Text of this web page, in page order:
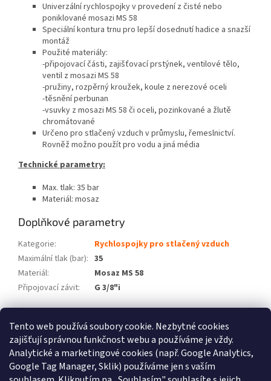
Tento web používá soubory cookie. Nezbytné cookies
zajišťují správnou funkčnost webu a používáme je vždy.
Analytické a marketingové cookies (např. Google Analytics,
Google Tag Manager, Sklik) používáme jen s vaším
Univerzální rychlospojky v provedení z čisté nebo
poniklované mosazi MS 58
Speciální kontura trnu pro lepší dosednutí hadice a snazší
montáž
Použité materiály:
-připojovací části, zajišťovací prstýnek, ventilové tělo,
ventil z mosazi MS 58
-pružiny, rozpěrný kroužek, koule z nerezové oceli
-těsnění perbunan
-vsuvky z mosazi MS 58 či oceli, pozinkované a žlutě
chromátované
Určeno pro stlačený vzduch v průmyslu, řemeslnictví.
Rovněž možno použít pro vodu a jiná média
Technické parametry:
Max. tlak: 35 bar
Materiál: mosaz
Doplňkové parametry
Kategorie:
Rychlospojky pro stlačený vzduch
Maximální tlak (bar): 35
Materiál:
Mosaz MS 58
Připojovací závit: G 3/8"i
Atlas Copco Schneider Airsystems ATMOS BEKO Technologies
METAL WORK Pneumatic Inaircom
Atlas Copco